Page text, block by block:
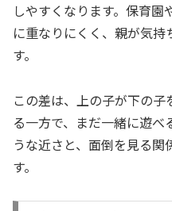
しやすくなります。保育
に重なりにくく、親が気
す。
この差は、上の子が下の
る一方で、まだ一緒に遊べ
うな近さと、面倒を見る
す。